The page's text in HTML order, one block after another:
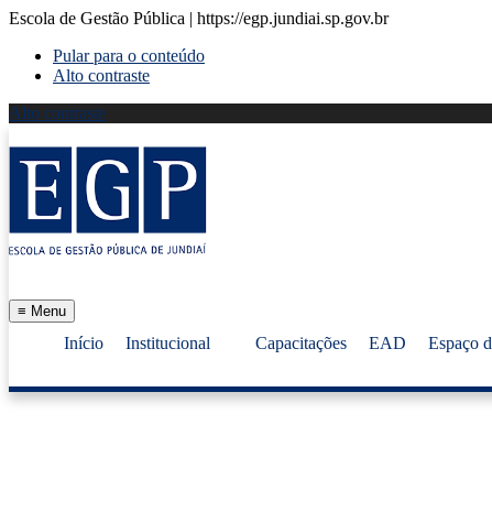
Escola de Gestão Pública | https://egp.jundiai.sp.gov.br
Pular para o conteúdo
Alto contraste
Alto contraste
≡ Menu
Início Institucional Capacitações EAD Espaço